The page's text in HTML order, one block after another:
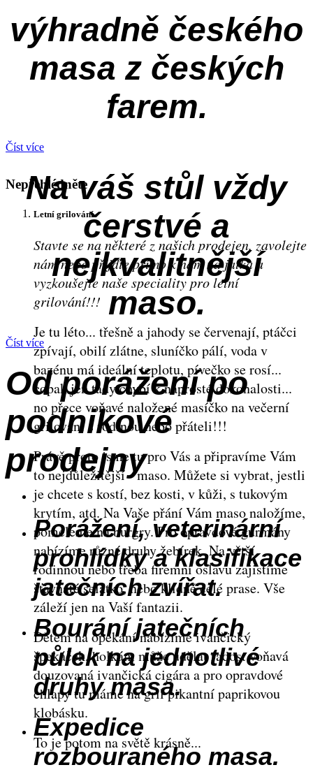
výhradně českého
masa z českých
farem.
Číst více
Na váš stůl vždy
čerstvé a
nejkvalitnější
maso.
Číst více
Od porážení po
podnikové
prodejny
Porážení, veterinární
prohlídky a klasifikace
jatečních zvířat.
Bourání jatečních
půlek na jednotlivé
druhy masa.
Expedice
rozbouraného masa.
Nepřehlédněte
Letní grilování
Stavte se na některé z našich prodejen, zavolejte
nám nebo přijďte přímo k nám na jatka a
vyzkoušejte naše speciality pro letní
grilování!!!
Je tu léto... třešně a jahody se červenají, ptáčci
zpívají, obilí zlátne, sluníčko pálí, voda v
bazénu má ideální teplotu, pívečko se rosí...
copak jen tady chybí k naprosté dokonalosti...
no přece voňavé naložené masíčko na večerní
grilování s rodinou nebo přáteli!!!
Právě proto jsme tu pro Vás a připravíme Vám
to nejdůležitější - maso. Můžete si vybrat, jestli
je chcete s kostí, bez kosti, v kůži, s tukovým
krytím, atd. Na Vaše přání Vám maso naložíme,
pomeleme na burgry. Pro opravdové gurmány
nabízíme různé druhy žebírek. Na větší
rodinnou nebo třeba firemní oslavu zajistíme
šťavnaté selátko, nebo klidně celé prase. Vše
záleží jen na Vaší fantazii.
Dětem na opékání nabízíme ivančický
špekáček, holkám může udělat radost voňavá
douzovaná ivančická cigára a pro opravdové
chlapy tu máme na gril pikantní paprikovou
klobásku.
To je potom na světě krásně...